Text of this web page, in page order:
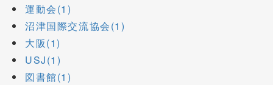
運動会(1)
沼津国際交流協会(1)
大阪(1)
USJ(1)
図書館(1)